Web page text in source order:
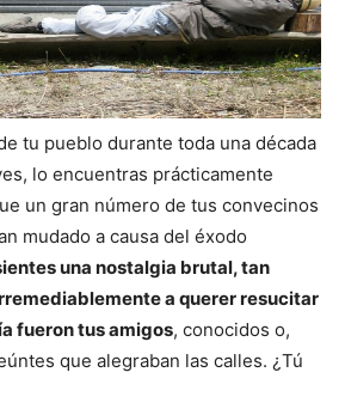
tu pueblo durante toda una década
lo encuentras prácticamente
un gran número de tus convecinos
mudado a causa del éxodo
una nostalgia brutal, tan
a querer resucitar
fueron tus amigos, conocidos o,
que alegraban las calles. ¿Tú